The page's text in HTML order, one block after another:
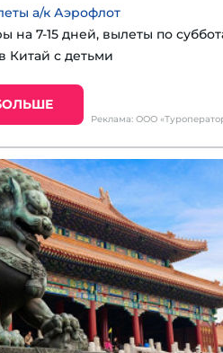
а/к Аэрофлот
на 7-15 дней, вылеты по
Китай с детьми
Реклама: ООО